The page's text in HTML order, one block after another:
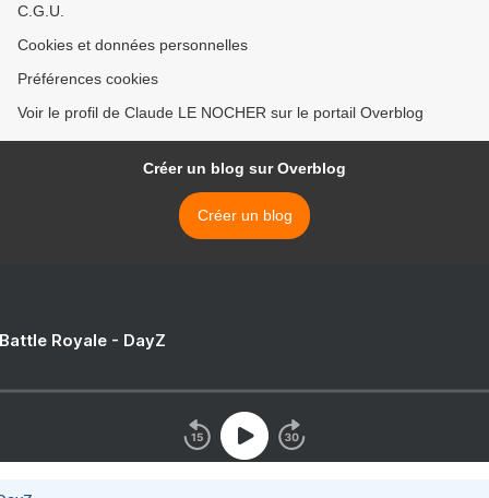
C.G.U.
Cookies et données personnelles
Préférences cookies
Voir le profil de Claude LE NOCHER sur le portail Overblog
Créer un blog sur Overblog
Créer un blog
Royale - DayZ